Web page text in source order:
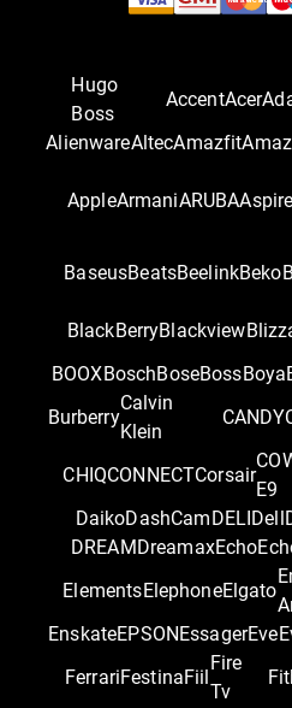
Hugo
Boss
AccentAcer
AlienwareAltecAmazfit
AppleArmaniARUBA
BaseusBeatsBeelinkBeko
BlackBerryBlackview
BOOXBoschBoseBossBoya
Burberry
Calvin
Klein
CANDY
CHIQCONNECTCorsair
E9
DaikoDashCam DELI Dell
DREAM DreamaxEcho
ElementsElephoneElgato
EnskateEPSON EssagerEve
FerrariFestinaFiil
Fire
Tv